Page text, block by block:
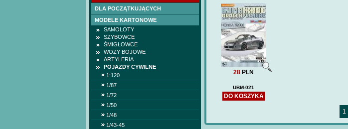
DLA POCZĄTKUJĄCYCH
MODELE KARTONOWE
SAMOLOTY
SZYBOWCE
ŚMIGŁOWCE
WOZY BOJOWE
ARTYLERIA
POJAZDY CYWILNE
1:120
1/87
1/72
1/50
1/48
1/43-45
28 PLN
UBM-021
DO KOSZYKA
1